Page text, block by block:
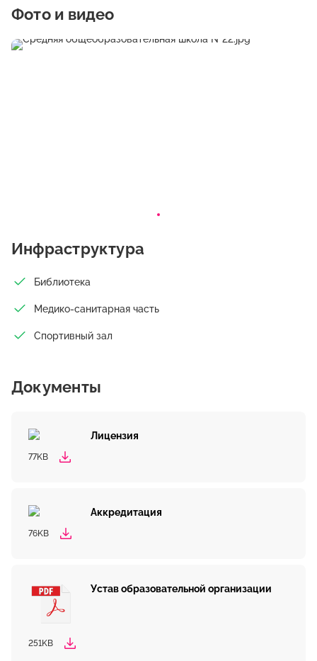
Фото и видео
Инфраструктура
Библиотека
Медико-санитарная часть
Спортивный зал
Документы
Лицензия
77KB
Аккредитация
76KB
Устав образовательной организации
251KB